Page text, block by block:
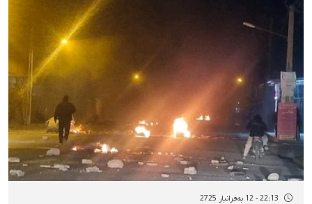
22:13 - 12 بەفرانبار 2725